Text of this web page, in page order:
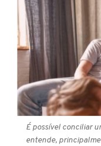
É possível conciliar
entende,